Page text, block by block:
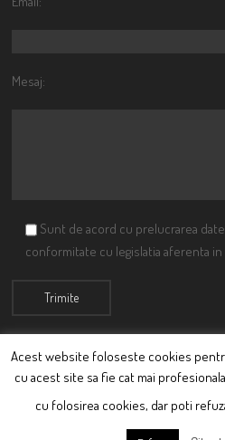
Mesaj:
Sunt de acord cu prelucrarea
conformitate cu legislatia aferenta in
© Ciutacu 2015 Parte a
Acest website foloseste cookies
cu acest site sa fie cat mai
cu folosirea cookies, dar poti